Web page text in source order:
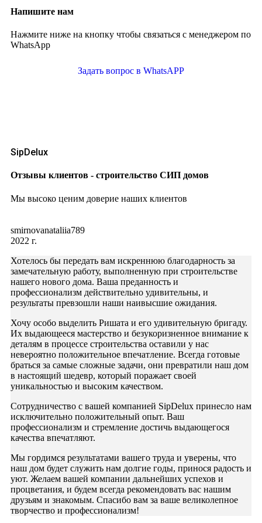
Напишите нам
Нажмите ниже на кнопку чтобы связаться с менеджером по
WhatsApp
Задать вопрос в WhatsAPP
SipDelux
Отзывы клиентов - строительство СИП домов
Мы высоко ценим доверие наших клиентов
smirnovanataliia789
2022 г.
Хотелось бы передать вам искреннюю благодарность за
замечательную работу, выполненную при строительстве
нашего нового дома. Ваша преданность и
профессионализм действительно удивительны, и
результаты превзошли наши наивысшие ожидания.
Хочу особо выделить Ришата и его удивительную бригаду.
Их выдающееся мастерство и безукоризненное внимание к
деталям в процессе строительства оставили у нас
невероятно положительное впечатление. Всегда готовые
браться за самые сложные задачи, они превратили наш дом
в настоящий шедевр, который поражает своей
уникальностью и высоким качеством.
Сотрудничество с вашей компанией SipDelux принесло нам
исключительно положительный опыт. Ваш
профессионализм и стремление достичь выдающегося
качества впечатляют.
Мы гордимся результатами вашего труда и уверены, что
наш дом будет служить нам долгие годы, принося радость и
уют. Желаем вашей компании дальнейших успехов и
процветания, и будем всегда рекомендовать вас нашим
друзьям и знакомым. Спасибо вам за ваше великолепное
творчество и профессионализм!